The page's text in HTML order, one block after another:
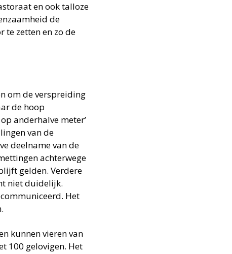
en ook talloze
de
te zetten en zo de
om de verspreiding
de hoop
anderhalve meter’
van de
deelname van de
achterwege
gelden. Verdere
niet duidelijk.
Het
kunnen vieren van
100 gelovigen. Het